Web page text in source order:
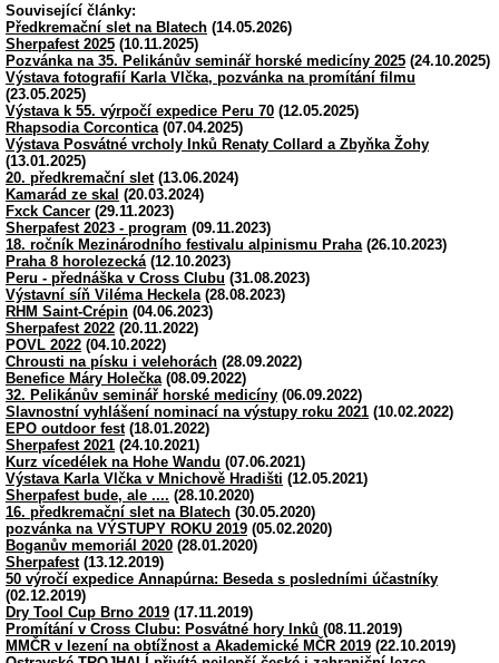
Související články:
Předkremační slet na Blatech (14.05.2026)
Sherpafest 2025 (10.11.2025)
Pozvánka na 35. Pelikánův seminář horské medicíny 2025 (24.10.2025)
Výstava fotografií Karla Vlčka, pozvánka na promítání filmu
(23.05.2025)
Výstava k 55. výrpočí expedice Peru 70 (12.05.2025)
Rhapsodia Corcontica (07.04.2025)
Výstava Posvátné vrcholy Inků Renaty Collard a Zbyňka Žohy
(13.01.2025)
20. předkremační slet(13.06.2024)
Kamarád ze skal (20.03.2024)
Fxck Cancer (29.11.2023)
Sherpafest 2023 - program (09.11.2023)
18. ročník Mezinárodního festivalu alpinismu Praha (26.10.2023)
Praha 8 horolezecká (12.10.2023)
Peru - přednáška v Cross Clubu (31.08.2023)
Výstavní síň Viléma Heckela (28.08.2023)
RHM Saint-Crépin (04.06.2023)
Sherpafest 2022 (20.11.2022)
POVL 2022 (04.10.2022)
Chrousti na písku i velehorách (28.09.2022)
Benefice Máry Holečka (08.09.2022)
32. Pelikánův seminář horské medicíny (06.09.2022)
Slavnostní vyhlášení nominací na výstupy roku 2021 (10.02.2022)
EPO outdoor fest(18.01.2022)
Sherpafest 2021 (24.10.2021)
Kurz vícedélek na Hohe Wandu (07.06.2021)
Výstava Karla Vlčka v Mnichově Hradišti (12.05.2021)
Sherpafest bude, ale .... (28.10.2020)
16. předkremační slet na Blatech (30.05.2020)
pozvánka na VÝSTUPY ROKU 2019 (05.02.2020)
Boganův memoriál 2020 (28.01.2020)
Sherpafest(13.12.2019)
50 výročí expedice Annapúrna: Beseda s posledními účastníky
(02.12.2019)
Dry Tool Cup Brno 2019 (17.11.2019)
Promítání v Cross Clubu: Posvátné hory Inků (08.11.2019)
MMČR v lezení na obtížnost a Akademické MČR 2019 (22.10.2019)